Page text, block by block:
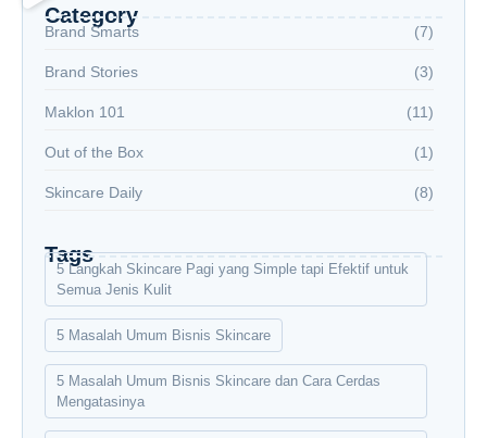
Category
Brand Smarts (7)
Brand Stories (3)
Maklon 101 (11)
Out of the Box (1)
Skincare Daily (8)
Tags
5 Langkah Skincare Pagi yang Simple tapi Efektif untuk
Semua Jenis Kulit
5 Masalah Umum Bisnis Skincare
5 Masalah Umum Bisnis Skincare dan Cara Cerdas
Mengatasinya